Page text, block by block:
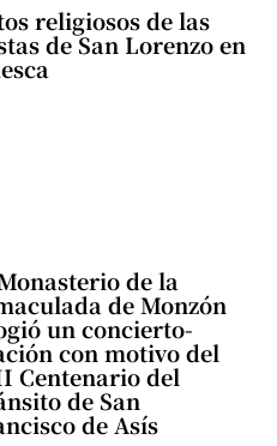
religiosos de las
de San Lorenzo en
de la
de Monzón
un concierto-
con motivo del
Centenario del
de San
de Asís